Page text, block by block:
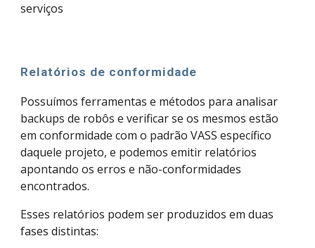
serviços
Relatórios de conformidade
Possuímos ferramentas e métodos para analisar
backups de robôs e verificar se os mesmos estão
em conformidade com o padrão VASS específico
daquele projeto, e podemos emitir relatórios
apontando os erros e não-conformidades
encontrados.
Esses relatórios podem ser produzidos em duas
fases distintas: